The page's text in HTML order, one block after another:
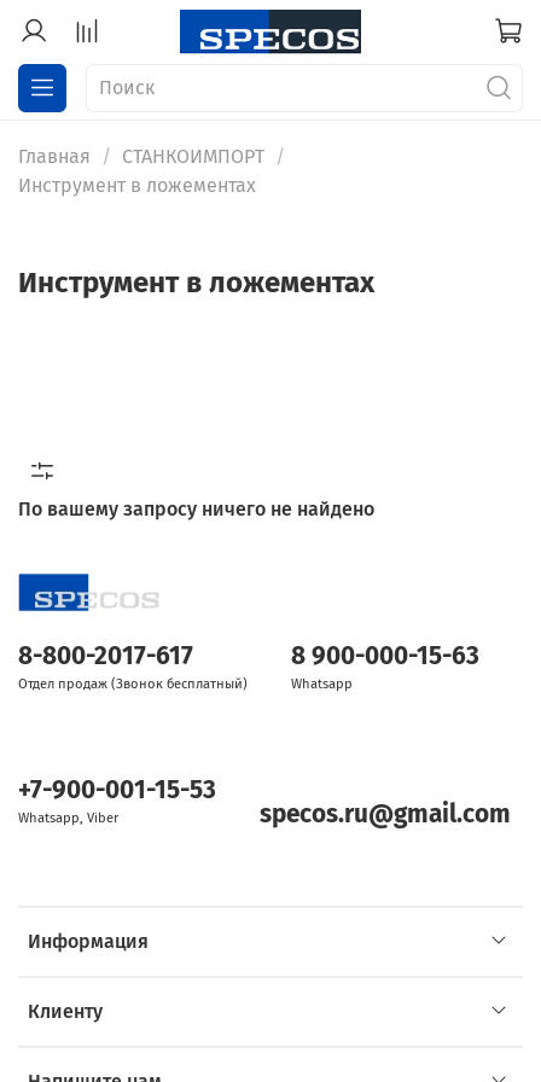
Главная
СТАНКОИМПОРТ
Инструмент в ложементах
Инструмент в ложементах
По вашему запросу ничего не найдено
Информация
Клиенту
8-800-2017-617
Отдел продаж (Звонок бесплатный)
8 900-000-15-63
Whatsapp
+7-900-001-15-53
Whatsapp, Viber specos.ru@gmail.com